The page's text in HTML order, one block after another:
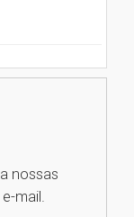
em
nossas
mail.